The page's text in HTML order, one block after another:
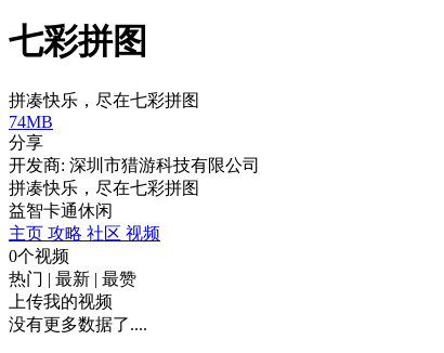
七彩拼图
拼凑快乐，尽在七彩拼图
74MB
分享
开发商: 深圳市猎游科技有限公司
拼凑快乐，尽在七彩拼图
益智卡通休闲
主页 攻略 社区 视频
0个视频
热门 | 最新 | 最赞
上传我的视频
没有更多数据了....